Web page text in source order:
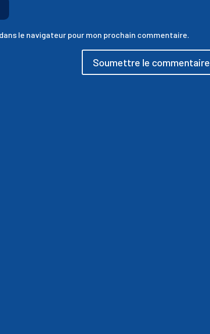
le navigateur pour mon prochain commentaire.
Soumettre le commentaire